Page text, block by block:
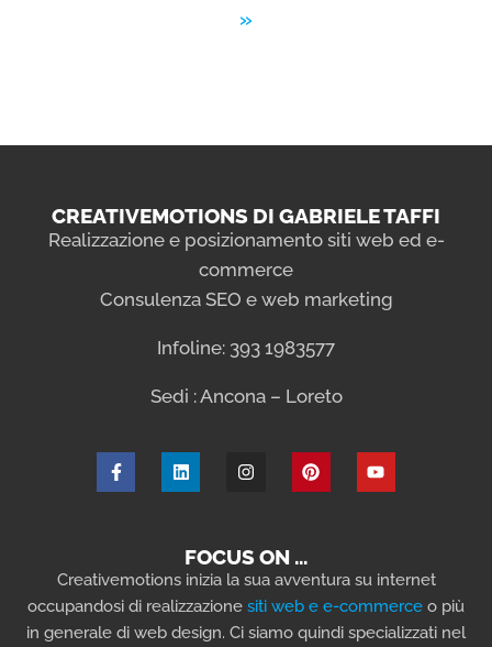
»
CREATIVEMOTIONS DI GABRIELE TAFFI
Realizzazione e posizionamento siti web ed e-
commerce
Consulenza SEO e web marketing
Infoline: 393 1983577
Sedi : Ancona – Loreto
FOCUS ON …
Creativemotions inizia la sua avventura su internet
occupandosi di realizzazione siti web e e-commerce o più
in generale di web design. Ci siamo quindi specializzati nel